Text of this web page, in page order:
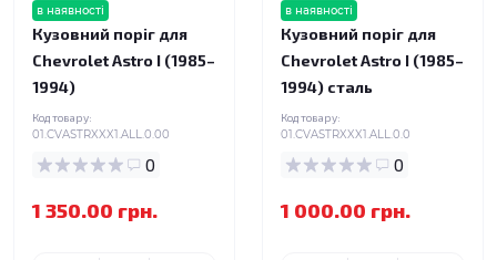
в наявності
Кузовний поріг для
Chevrolet Astro I (1985–
1994)
Код товару:
01.CVASTRXXX1.ALL.0.00
0
1 350.00 грн.
в наявності
Кузовний поріг для
Chevrolet Astro I (1985–
1994) сталь
Код товару:
01.CVASTRXXX1.ALL.0.0
0
1 000.00 грн.